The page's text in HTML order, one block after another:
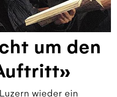
um den
wieder ein